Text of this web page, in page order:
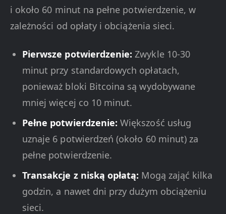
i około 60 minut na pełne potwierdzenie, w
zależności od opłaty i obciążenia sieci.
Pierwsze potwierdzenie: Zwykle 10-30
minut przy standardowych opłatach,
ponieważ bloki Bitcoina są wydobywane
mniej więcej co 10 minut.
Pełne potwierdzenie: Większość usług
uznaje 6 potwierdzeń (około 60 minut) za
pełne potwierdzenie.
Transakcje z niską opłatą: Mogą zająć kilka
godzin, a nawet dni przy dużym obciążeniu
sieci.